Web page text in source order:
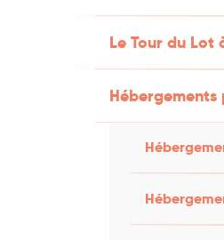
Le Tour du Lot